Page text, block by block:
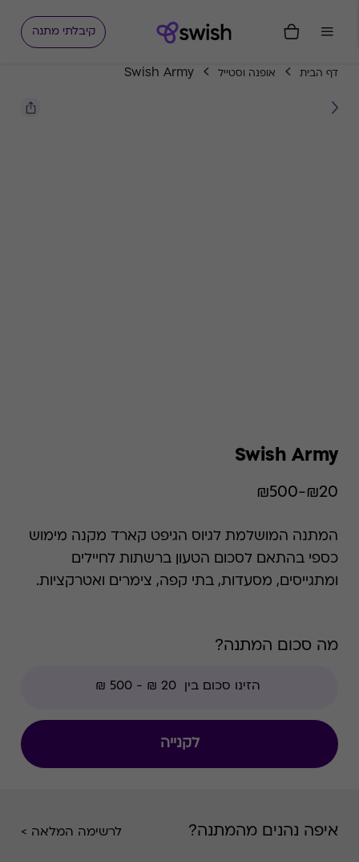
קיבלתי מתנה
דף הבית אופנה וסטייל Swish Army
Swish Army
₪20-₪500
המתנה המושלמת לגיוס הגיפט קארד מקנה מימוש
כספי בהתאם לסכום הטעון ברשתות לחיילים
ומתגייסים, מסעדות, בתי קפה, צימרים ואטרקציות.
מה סכום המתנה?
לקנייה
איפה נהנים מהמתנה? לרשימה המלאה >